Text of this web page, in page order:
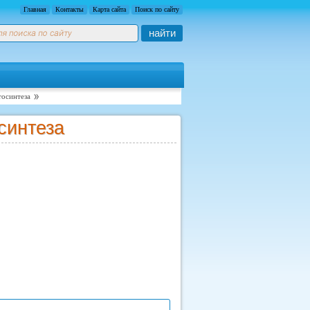
Главная Контакты Карта сайта Поиск по сайту
найти